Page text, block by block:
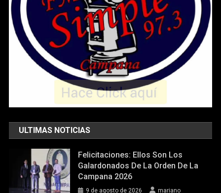
ULTIMAS NOTICIAS
Felicitaciones: Ellos Son Los
Galardonados De La Orden De La
Campana 2026
9 de agosto de 2026 mariano